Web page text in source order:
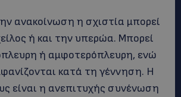
ανακοίνωση η σχιστία μπορεί
ή και την υπερώα. Μπορεί
ή αμφοτερόπλευρη, ενώ
κατά τη γέννηση. Η
είναι η ανεπιτυχής συνένωση